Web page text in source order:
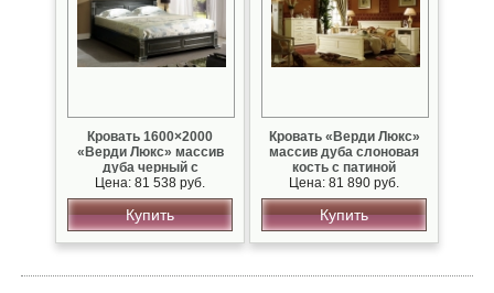
Кровать 1600×2000
«Верди Люкс» массив
дуба черный с
серебряной патиной
Цена: 81 538 руб.
Купить
Кровать «Верди Люкс»
массив дуба слоновая
кость с патиной
Цена: 81 890 руб.
Купить